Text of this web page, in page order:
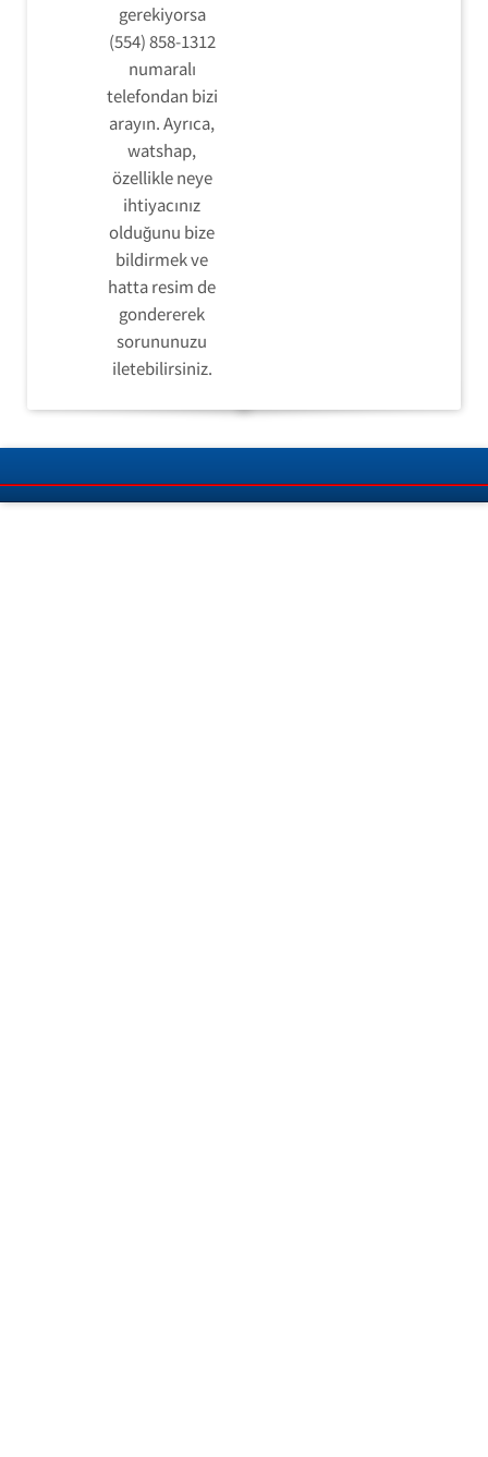
gerekiyorsa
(554) 858-1312
numaralı
telefondan bizi
arayın. Ayrıca,
watshap,
özellikle neye
ihtiyacınız
olduğunu bize
bildirmek ve
hatta resim de
gondererek
sorununuzu
iletebilirsiniz.